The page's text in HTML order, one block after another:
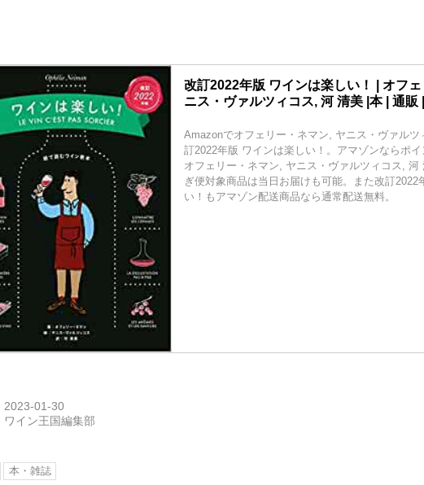
改訂2022年版 ワインは楽しい！ | オフ
ニス・ヴァルツィコス, 河 清美 |本 | 通販
Amazonでオフェリー・ネマン, ヤニス・ヴァルツ
訂2022年版 ワインは楽しい！。アマゾンならポイ
オフェリー・ネマン, ヤニス・ヴァルツィコス, 河
ぎ便対象商品は当日お届けも可能。また改訂2022
い！もアマゾン配送商品なら通常配送無料。
2023-01-30
ワイン王国編集部
本・雑誌